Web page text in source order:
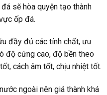
sẽ hòa quyện tạo thành
ốp đá.
đầy đủ các tính chất, ưu
độ cứng cao, độ bền theo
cách âm tốt, chịu nhiệt tốt.
ngoài nên giá thành khá